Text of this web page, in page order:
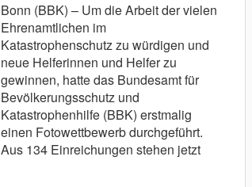
Bonn (BBK) – Um die Arbeit der vielen
Ehrenamtlichen im
Katastrophenschutz zu würdigen und
neue Helferinnen und Helfer zu
gewinnen, hatte das Bundesamt für
Bevölkerungsschutz und
Katastrophenhilfe (BBK) erstmalig
einen Fotowettbewerb durchgeführt.
Aus 134 Einreichungen stehen jetzt